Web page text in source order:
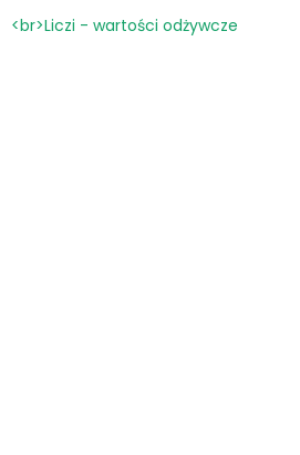
<br>Liczi - wartości odżywcze